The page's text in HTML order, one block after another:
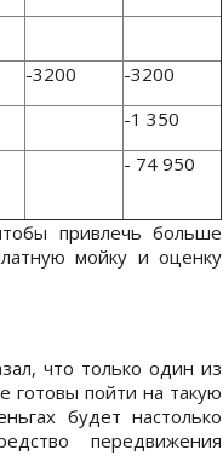
-3200
-3200
-1 350
- 74 950
привлечь больше
мойку и оценку
что только один из
готовы пойти на такую
будет настолько
передвижения